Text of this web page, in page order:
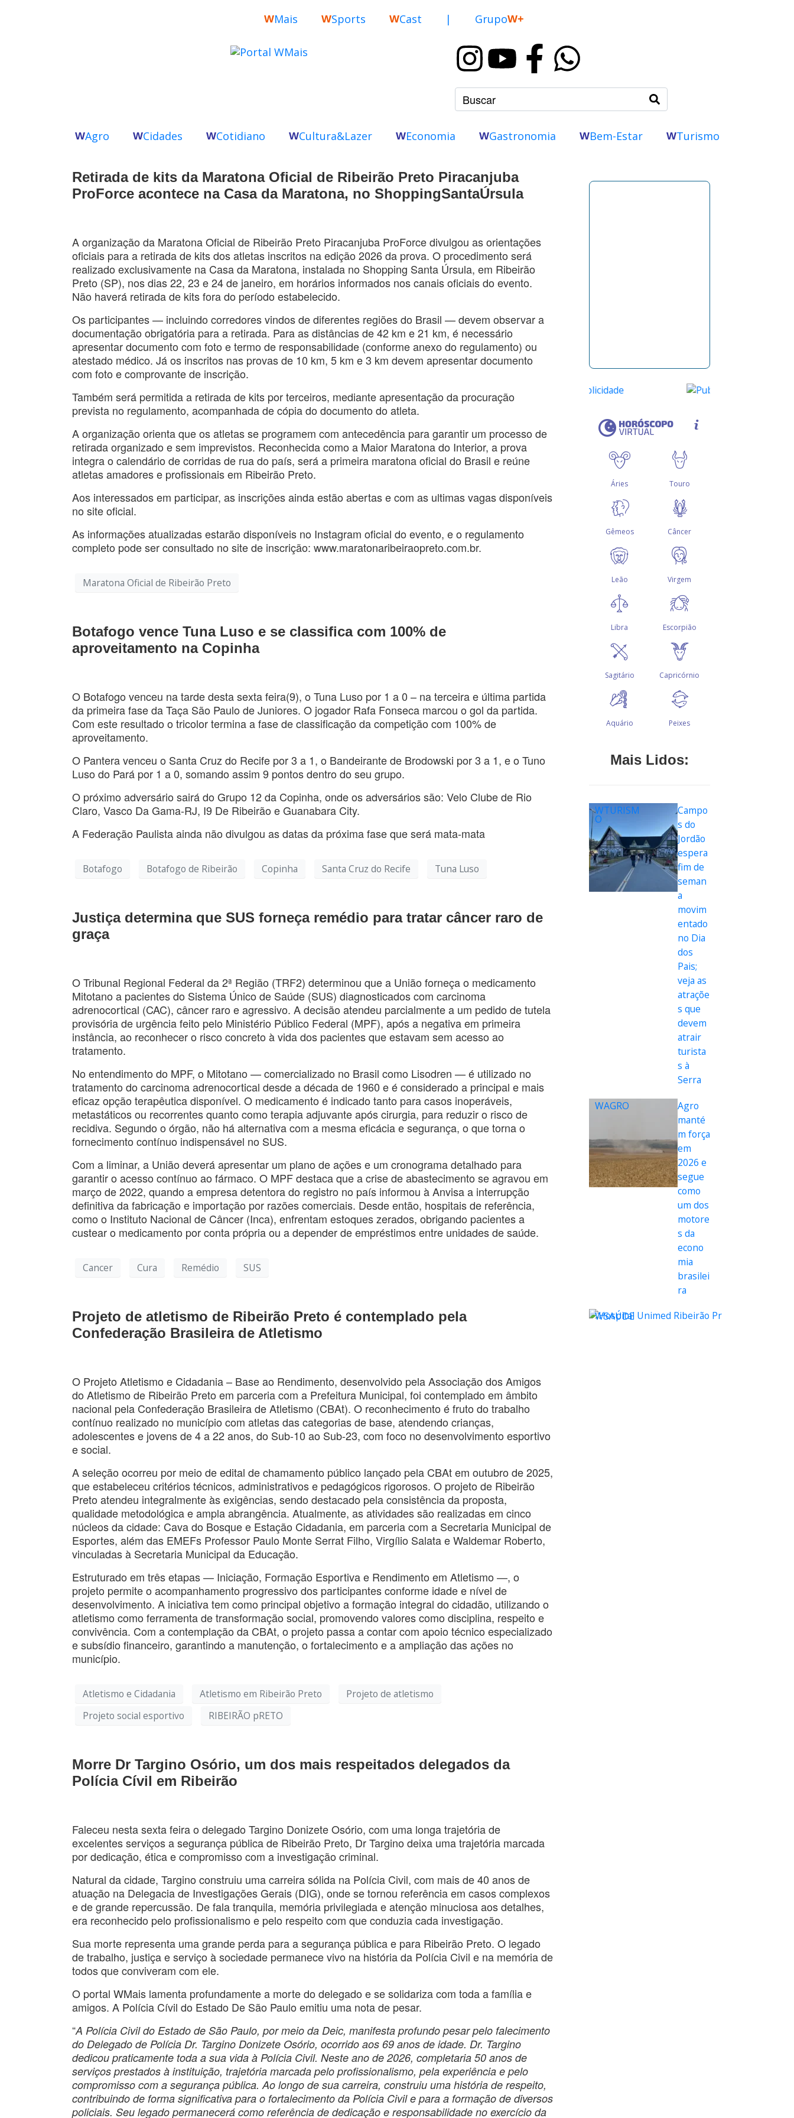
WMais WSports WCast | GrupoW+
WAgro WCidades WCotidiano WCultura&Lazer WEconomia WGastronomia WBem-Estar WTurismo
Retirada de kits da Maratona Oficial de Ribeirão Preto Piracanjuba
ProForce acontece na Casa da Maratona, no ShoppingSantaÚrsula
A organização da Maratona Oficial de Ribeirão Preto Piracanjuba ProForce divulgou as orientações
oficiais para a retirada de kits dos atletas inscritos na edição 2026 da prova. O procedimento será
realizado exclusivamente na Casa da Maratona, instalada no Shopping Santa Úrsula, em Ribeirão
Preto (SP), nos dias 22, 23 e 24 de janeiro, em horários informados nos canais oficiais do evento.
Não haverá retirada de kits fora do período estabelecido.
Os participantes — incluindo corredores vindos de diferentes regiões do Brasil — devem observar a
documentação obrigatória para a retirada. Para as distâncias de 42 km e 21 km, é necessário
apresentar documento com foto e termo de responsabilidade (conforme anexo do regulamento) ou
atestado médico. Já os inscritos nas provas de 10 km, 5 km e 3 km devem apresentar documento
com foto e comprovante de inscrição.
Também será permitida a retirada de kits por terceiros, mediante apresentação da procuração
prevista no regulamento, acompanhada de cópia do documento do atleta.
A organização orienta que os atletas se programem com antecedência para garantir um processo de
retirada organizado e sem imprevistos. Reconhecida como a Maior Maratona do Interior, a prova
integra o calendário de corridas de rua do país, será a primeira maratona oficial do Brasil e reúne
atletas amadores e profissionais em Ribeirão Preto.
Aos interessados em participar, as inscrições ainda estão abertas e com as ultimas vagas disponíveis
no site oficial.
As informações atualizadas estarão disponíveis no Instagram oficial do evento, e o regulamento
completo pode ser consultado no site de inscrição: www.maratonaribeiraopreto.com.br.
Maratona Oficial de Ribeirão Preto
Botafogo vence Tuna Luso e se classifica com 100% de
aproveitamento na Copinha
O Botafogo venceu na tarde desta sexta feira(9), o Tuna Luso por 1 a 0 – na terceira e última partida
da primeira fase da Taça São Paulo de Juniores. O jogador Rafa Fonseca marcou o gol da partida.
Com este resultado o tricolor termina a fase de classificação da competição com 100% de
aproveitamento.
O Pantera venceu o Santa Cruz do Recife por 3 a 1, o Bandeirante de Brodowski por 3 a 1, e o Tuno
Luso do Pará por 1 a 0, somando assim 9 pontos dentro do seu grupo.
O próximo adversário sairá do Grupo 12 da Copinha, onde os adversários são: Velo Clube de Rio
Claro, Vasco Da Gama-RJ, I9 De Ribeirão e Guanabara City.
A Federação Paulista ainda não divulgou as datas da próxima fase que será mata-mata
Botafogo Botafogo de Ribeirão Copinha Santa Cruz do Recife Tuna Luso
Justiça determina que SUS forneça remédio para tratar câncer raro de
graça
O Tribunal Regional Federal da 2ª Região (TRF2) determinou que a União forneça o medicamento
Mitotano a pacientes do Sistema Único de Saúde (SUS) diagnosticados com carcinoma
adrenocortical (CAC), câncer raro e agressivo. A decisão atendeu parcialmente a um pedido de tutela
provisória de urgência feito pelo Ministério Público Federal (MPF), após a negativa em primeira
instância, ao reconhecer o risco concreto à vida dos pacientes que estavam sem acesso ao
tratamento.
No entendimento do MPF, o Mitotano — comercializado no Brasil como Lisodren — é utilizado no
tratamento do carcinoma adrenocortical desde a década de 1960 e é considerado a principal e mais
eficaz opção terapêutica disponível. O medicamento é indicado tanto para casos inoperáveis,
metastáticos ou recorrentes quanto como terapia adjuvante após cirurgia, para reduzir o risco de
recidiva. Segundo o órgão, não há alternativa com a mesma eficácia e segurança, o que torna o
fornecimento contínuo indispensável no SUS.
Com a liminar, a União deverá apresentar um plano de ações e um cronograma detalhado para
garantir o acesso contínuo ao fármaco. O MPF destaca que a crise de abastecimento se agravou em
março de 2022, quando a empresa detentora do registro no país informou à Anvisa a interrupção
definitiva da fabricação e importação por razões comerciais. Desde então, hospitais de referência,
como o Instituto Nacional de Câncer (Inca), enfrentam estoques zerados, obrigando pacientes a
custear o medicamento por conta própria ou a depender de empréstimos entre unidades de saúde.
Cancer Cura Remédio SUS
Projeto de atletismo de Ribeirão Preto é contemplado pela
Confederação Brasileira de Atletismo
O Projeto Atletismo e Cidadania – Base ao Rendimento, desenvolvido pela Associação dos Amigos
do Atletismo de Ribeirão Preto em parceria com a Prefeitura Municipal, foi contemplado em âmbito
nacional pela Confederação Brasileira de Atletismo (CBAt). O reconhecimento é fruto do trabalho
contínuo realizado no município com atletas das categorias de base, atendendo crianças,
adolescentes e jovens de 4 a 22 anos, do Sub-10 ao Sub-23, com foco no desenvolvimento esportivo
e social.
A seleção ocorreu por meio de edital de chamamento público lançado pela CBAt em outubro de 2025,
que estabeleceu critérios técnicos, administrativos e pedagógicos rigorosos. O projeto de Ribeirão
Preto atendeu integralmente às exigências, sendo destacado pela consistência da proposta,
qualidade metodológica e ampla abrangência. Atualmente, as atividades são realizadas em cinco
núcleos da cidade: Cava do Bosque e Estação Cidadania, em parceria com a Secretaria Municipal de
Esportes, além das EMEFs Professor Paulo Monte Serrat Filho, Virgílio Salata e Waldemar Roberto,
vinculadas à Secretaria Municipal da Educação.
Estruturado em três etapas — Iniciação, Formação Esportiva e Rendimento em Atletismo —, o
projeto permite o acompanhamento progressivo dos participantes conforme idade e nível de
desenvolvimento. A iniciativa tem como principal objetivo a formação integral do cidadão, utilizando o
atletismo como ferramenta de transformação social, promovendo valores como disciplina, respeito e
convivência. Com a contemplação da CBAt, o projeto passa a contar com apoio técnico especializado
e subsídio financeiro, garantindo a manutenção, o fortalecimento e a ampliação das ações no
município.
Atletismo e Cidadania Atletismo em Ribeirão Preto
Projeto de atletismo
Projeto social esportivo
RIBEIRÃO pRETO
Morre Dr Targino Osório, um dos mais respeitados delegados da
Polícia Cívil em Ribeirão
Faleceu nesta sexta feira o delegado Targino Donizete Osório, com uma longa trajetória de
excelentes serviços a segurança pública de Ribeirão Preto, Dr Targino deixa uma trajetória marcada
por dedicação, ética e compromisso com a investigação criminal.
Natural da cidade, Targino construiu uma carreira sólida na Polícia Civil, com mais de 40 anos de
atuação na Delegacia de Investigações Gerais (DIG), onde se tornou referência em casos complexos
e de grande repercussão. De fala tranquila, memória privilegiada e atenção minuciosa aos detalhes,
era reconhecido pelo profissionalismo e pelo respeito com que conduzia cada investigação.
Sua morte representa uma grande perda para a segurança pública e para Ribeirão Preto. O legado
de trabalho, justiça e serviço à sociedade permanece vivo na história da Polícia Civil e na memória de
todos que conviveram com ele.
O portal WMais lamenta profundamente a morte do delegado e se solidariza com toda a família e
amigos. A Polícia Cívil do Estado De São Paulo emitiu uma nota de pesar.
“A Polícia Civil do Estado de São Paulo, por meio da Deic, manifesta profundo pesar pelo falecimento
do Delegado de Polícia Dr. Targino Donizete Osório, ocorrido aos 69 anos de idade. Dr. Targino
dedicou praticamente toda a sua vida à Polícia Civil. Neste ano de 2026, completaria 50 anos de
serviços prestados à instituição, trajetória marcada pelo profissionalismo, pela experiência e pelo
compromisso com a segurança pública. Ao longo de sua carreira, construiu uma história de respeito,
contribuindo de forma significativa para o fortalecimento da Polícia Civil e para a formação de diversos
policiais. Seu legado permanecerá como referência de dedicação e responsabilidade no exercício da
Mais Lidos:
WTURISM
O
Campo
s do
Jordão
espera
fim de
seman
a
movim
entado
no Dia
dos
Pais;
veja as
atraçõe
s que
devem
atrair
turista
s à
Serra
WAGRO
Agro
manté
m força
em
2026 e
segue
como
um dos
motore
s da
econo
mia
brasilei
ra
WSAÚDE